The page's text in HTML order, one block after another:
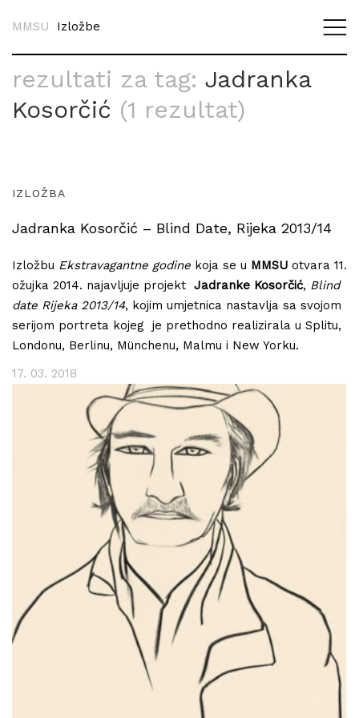
MMSU Izložbe
rezultati za tag: Jadranka
Kosorčić (1 rezultat)
IZLOŽBA
Jadranka Kosorčić – Blind Date, Rijeka 2013/14
Izložbu Ekstravagantne godine koja se u MMSU otvara 11.
ožujka 2014. najavljuje projekt Jadranke Kosorčić, Blind
date Rijeka 2013/14, kojim umjetnica nastavlja sa svojom
serijom portreta kojeg je prethodno realizirala u Splitu,
Londonu, Berlinu, Münchenu, Malmu i New Yorku.
17. 03. 2018